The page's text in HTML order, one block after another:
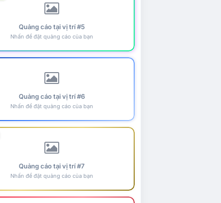
Quảng cáo tại vị trí #5
Nhấn để đặt quảng cáo của bạn
Quảng cáo tại vị trí #6
Nhấn để đặt quảng cáo của bạn
Quảng cáo tại vị trí #7
Nhấn để đặt quảng cáo của bạn